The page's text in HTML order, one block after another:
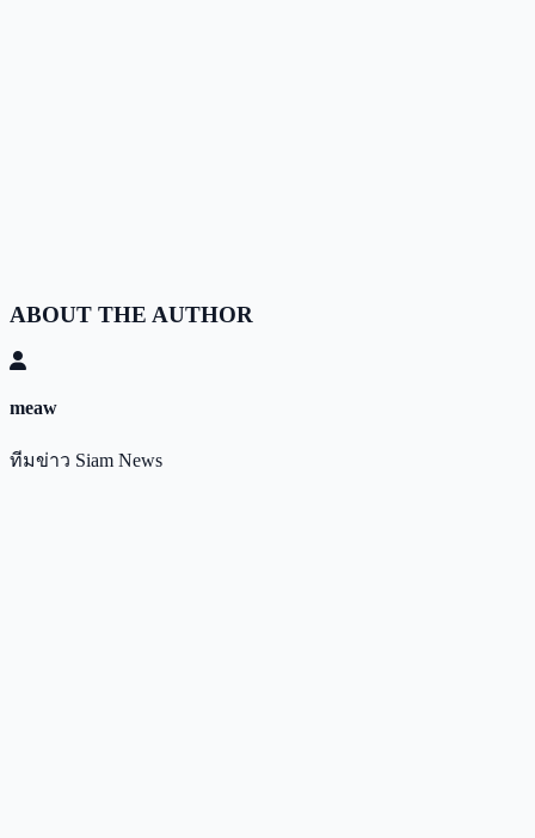
ABOUT THE AUTHOR
meaw
ทีมข่าว Siam News